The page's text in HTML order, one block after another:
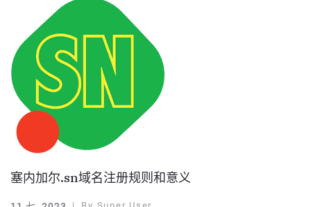
塞内加尔.sn域名注册规则和意义